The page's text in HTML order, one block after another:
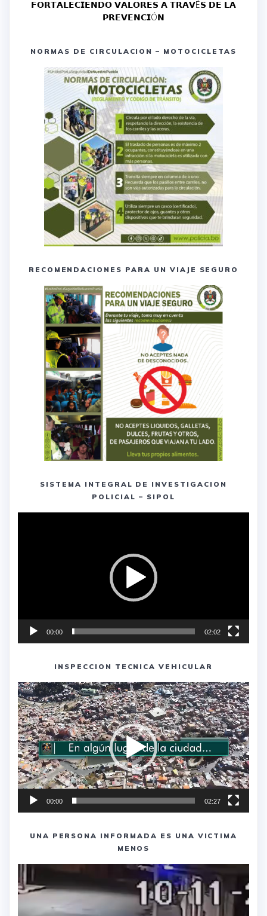
𝗙𝗢𝗥𝗧𝗔𝗟𝗘𝗖𝗜𝗘𝗡𝗗𝗢 𝗩𝗔𝗟𝗢𝗥𝗘𝗦 𝗔 𝗧𝗥𝗔𝗩É𝗦 𝗗𝗘 𝗟𝗔
𝗣𝗥𝗘𝗩𝗘𝗡𝗖𝗜Ó𝗡
NORMAS DE CIRCULACION – MOTOCICLETAS
RECOMENDACIONES PARA UN VIAJE SEGURO
SISTEMA INTEGRAL DE INVESTIGACION
POLICIAL – SIPOL
00:00 02:02
INSPECCION TECNICA VEHICULAR
Reproductor
de
vídeo
00:00 02:27
UNA PERSONA INFORMADA ES UNA VICTIMA
MENOS
Reproductor
de
vídeo